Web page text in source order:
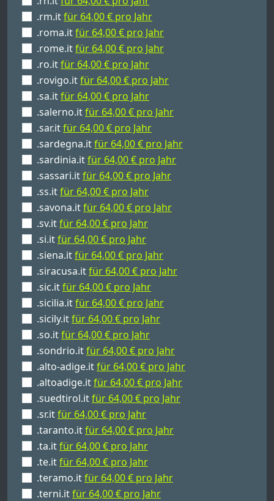
.rm.itfür 64,00 € pro Jahr
.roma.itfür 64,00 € pro Jahr
.rome.itfür 64,00 € pro Jahr
.ro.itfür 64,00 € pro Jahr
.rovigo.itfür 64,00 € pro Jahr
.sa.itfür 64,00 € pro Jahr
.salerno.itfür 64,00 € pro Jahr
.sar.itfür 64,00 € pro Jahr
.sardegna.itfür 64,00 € pro Jahr
.sardinia.itfür 64,00 € pro Jahr
.sassari.itfür 64,00 € pro Jahr
.ss.itfür 64,00 € pro Jahr
.savona.itfür 64,00 € pro Jahr
.sv.itfür 64,00 € pro Jahr
.si.itfür 64,00 € pro Jahr
.siena.itfür 64,00 € pro Jahr
.siracusa.itfür 64,00 € pro Jahr
.sic.itfür 64,00 € pro Jahr
.sicilia.itfür 64,00 € pro Jahr
.sicily.itfür 64,00 € pro Jahr
.so.itfür 64,00 € pro Jahr
.sondrio.itfür 64,00 € pro Jahr
.alto-adige.itfür 64,00 € pro Jahr
.altoadige.itfür 64,00 € pro Jahr
.suedtirol.itfür 64,00 € pro Jahr
.sr.itfür 64,00 € pro Jahr
.taranto.itfür 64,00 € pro Jahr
.ta.itfür 64,00 € pro Jahr
.te.itfür 64,00 € pro Jahr
.teramo.itfür 64,00 € pro Jahr
.terni.itfür 64,00 € pro Jahr